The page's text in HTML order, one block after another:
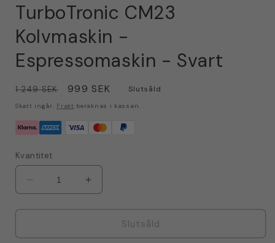
TurboTronic CM23
Kolvmaskin -
Espressomaskin - Svart
Ordinarie
pris
1 249 SEK Försäljningspris
999 SEK Slutsåld
Skatt ingår. Frakt beräknas i kassan.
Kvantitet
Minska
kvantitet
för
CM23
Öka
kvantitet
för
TurboTronic
CM23
Slutsåld